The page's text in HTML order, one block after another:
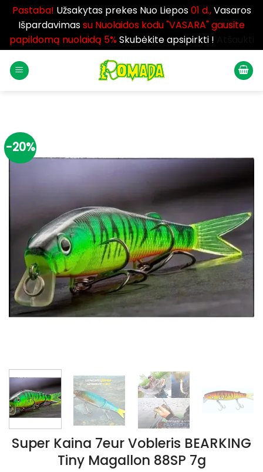
Pastaba! Užsakytas prekes Nuo Liepos01 d.,Vasaros
Išpardavimassu Nuolaidos kodu "VASARA" gausite
papildomą nuolaidą 5%Skubėkite apsipirkti !
-20%
Super Kaina 7eur Vobleris BEARKING
Tiny Magallon 88SP 7g